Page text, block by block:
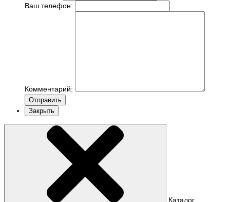
Ваш телефон:
Комментарий:
Отправить
Закрыть
Каталог